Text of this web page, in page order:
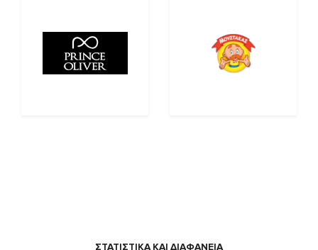
ΣΤΑΤΙΣΤΙΚΑ ΚΑΙ ΔΙΑΦΑΝΕΙΑ